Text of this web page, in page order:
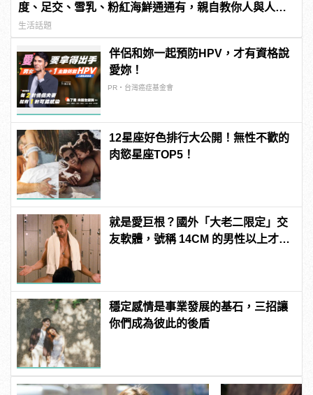
度、足交、雪乳、粉紅海鮮通通有，親自教你人與人的
連結！ | manfashion這樣變型男
生活話題
伴侶和妳一起預防HPV，才有資格說
愛妳！
PR・台灣癌症基金會
12星座好色排行大公開！無性不歡的
肉慾星座TOP5！
就是愛巨根？國外「大老二限定」交
友軟體，號稱 14CM 的男性以上才給
穩定感情是事業發展的基石，三招讓
你們成為彼此的後盾